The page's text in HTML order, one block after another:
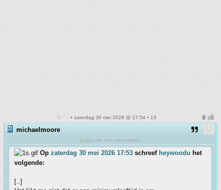
• zaterdag 30 mei 2026 @ 17:54 • 13
michaelmoore
begin ook een voedselbos
Op zaterdag 30 mei 2026 17:53 schreef heywoodu het
volgende:
[..]